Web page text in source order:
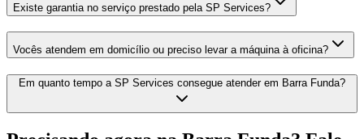
Existe garantia no serviço prestado pela SP Services?
Vocês atendem em domicílio ou preciso levar a máquina à oficina?
Em quanto tempo a SP Services consegue atender em Barra Funda?